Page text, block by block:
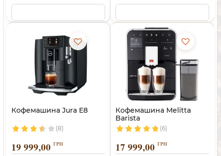
Кофемашина Jura E8
(8)
19 999,00 ГРН
Кофемашина Melitta
Barista
(6)
17 999,00 ГРН